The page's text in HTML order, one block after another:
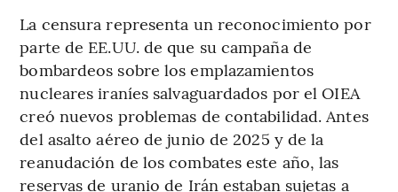
La censura representa un reconocimiento por
parte de EE.UU. de que su campaña de
bombardeos sobre los emplazamientos
nucleares iraníes salvaguardados por el OIEA
creó nuevos problemas de contabilidad. Antes
del asalto aéreo de junio de 2025 y de la
reanudación de los combates este año, las
reservas de uranio de Irán estaban sujetas a